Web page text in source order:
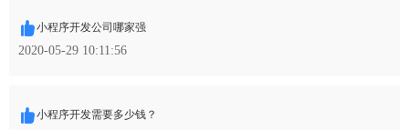
小程序开发公司哪家强
2020-05-29 10:11:56
小程序开发需要多少钱？